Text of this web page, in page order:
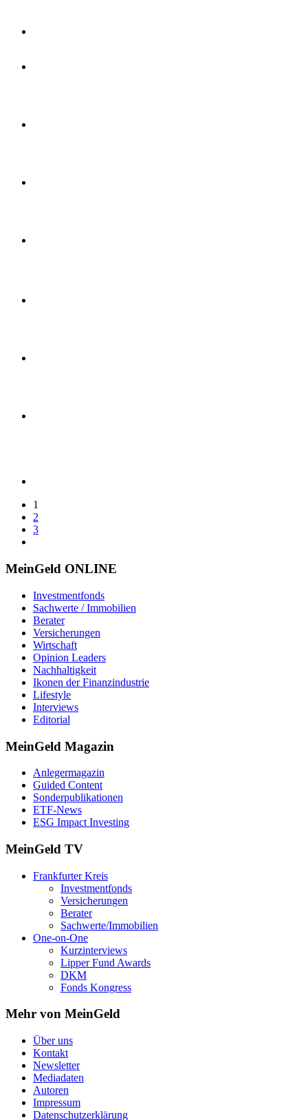
1
2
3
MeinGeld ONLINE
Investmentfonds
Sachwerte / Immobilien
Berater
Versicherungen
Wirtschaft
Opinion Leaders
Nachhaltigkeit
Ikonen der Finanzindustrie
Lifestyle
Interviews
Editorial
MeinGeld Magazin
Anlegermagazin
Guided Content
Sonderpublikationen
ETF-News
ESG Impact Investing
MeinGeld TV
Frankfurter Kreis
Investmentfonds
Versicherungen
Berater
Sachwerte/Immobilien
One-on-One
Kurzinterviews
Lipper Fund Awards
DKM
Fonds Kongress
Mehr von MeinGeld
Über uns
Kontakt
Newsletter
Mediadaten
Autoren
Impressum
Datenschutzerklärung